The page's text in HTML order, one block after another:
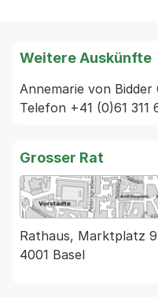
Weitere Auskünfte
Annemarie von
Telefon +41 (0)61 311
Grosser Rat
Rathaus, Marktplatz 9
4001 Basel